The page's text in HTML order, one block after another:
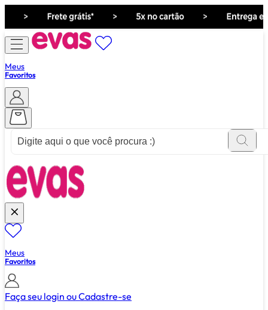
Meus
Favoritos
Meus
Favoritos
Faça seu login ouCadastre-se